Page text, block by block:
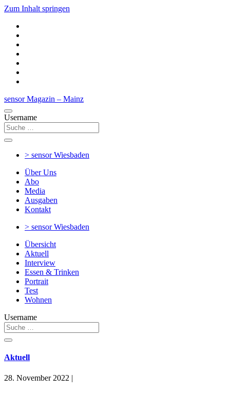
Zum Inhalt springen
sensor Magazin – Mainz
Username
> sensorWiesbaden
Über Uns
Abo
Media
Ausgaben
Kontakt
> sensorWiesbaden
Übersicht
Aktuell
Interview
Essen & Trinken
Portrait
Test
Wohnen
Username
Aktuell
28. November 2022 |